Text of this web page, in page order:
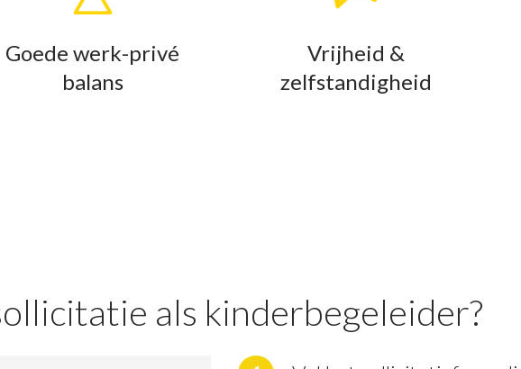
Goede werk-privé
balans
Vrijheid &
zelfstandigheid
als kinderbegeleider?